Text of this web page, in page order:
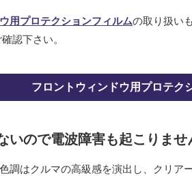
用プロテクションフィルムの取り扱い
認下さい。
フロントウィンドウ用プロテク
いので電波障害も起こりませ
調はクルマの高級感を演出し、クリ